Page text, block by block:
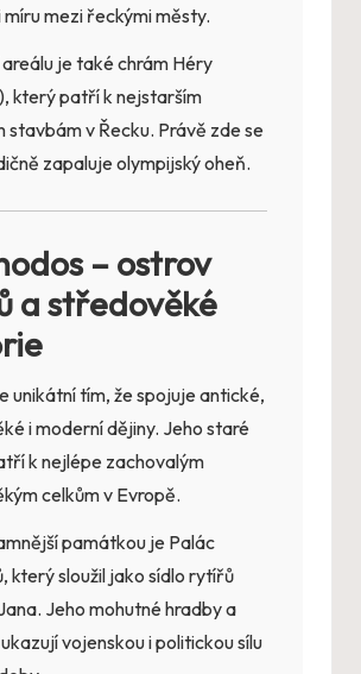
mezi řeckými městy.
je také chrám Héry
který patří k nejstarším
stavbám v Řecku. Právě zde se
zapaluje olympijský oheň.
– ostrov
a středověké
unikátní tím, že spojuje antické,
i moderní dějiny. Jeho staré
k nejlépe zachovalým
celkům v Evropě.
památkou je Palác
který sloužil jako sídlo rytířů
Jeho mohutné hradby a
vojenskou i politickou sílu